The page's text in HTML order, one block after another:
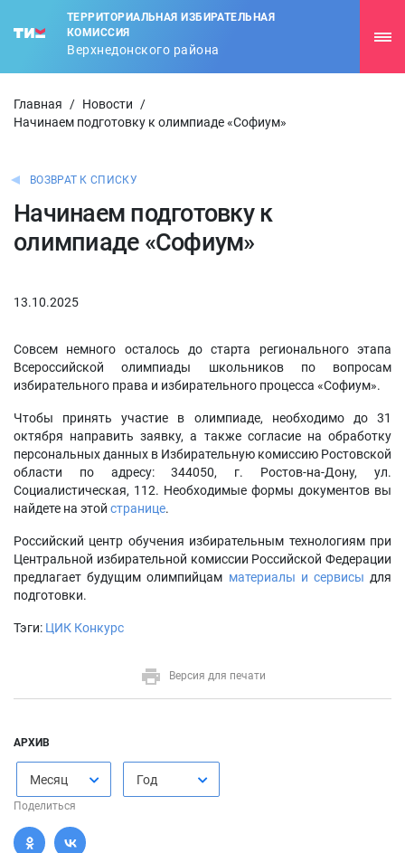
ТЕРРИТОРИАЛЬНАЯ ИЗБИРАТЕЛЬНАЯ
КОМИССИЯ
Верхнедонского района
Главная / Новости
/
Начинаем подготовку к олимпиаде «Софиум»
ВОЗВРАТ К СПИСКУ
Начинаем подготовку к
олимпиаде «Софиум»
13.10.2025
Совсем немного осталось до старта регионального этапа
Всероссийской олимпиады школьников по вопросам
избирательного права и избирательного процесса «Софиум».
Чтобы принять участие в олимпиаде, необходимо до 31
октября направить заявку, а также согласие на обработку
персональных данных в Избирательную комиссию Ростовской
области по адресу: 344050, г. Ростов-на-Дону, ул.
Социалистическая, 112. Необходимые формы документов вы
найдете на этой странице.
Российский центр обучения избирательным технологиям при
Центральной избирательной комиссии Российской Федерации
предлагает будущим олимпийцам материалы и сервисы для
подготовки.
Тэги: ЦИК Конкурс
Версия для печати
АРХИВ
Месяц Год
Поделиться